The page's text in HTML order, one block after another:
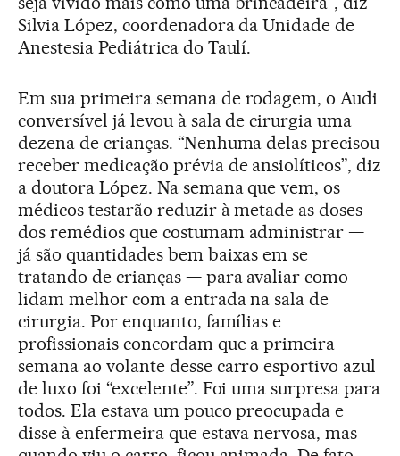
Silvia López, coordenadora da Unidade de
Anestesia Pediátrica do Taulí.
Em sua primeira semana de rodagem, o Audi
conversível já levou à sala de cirurgia uma
dezena de crianças. “Nenhuma delas precisou
receber medicação prévia de ansiolíticos”, diz
a doutora López. Na semana que vem, os
médicos testarão reduzir à metade as doses
dos remédios que costumam administrar —
já são quantidades bem baixas em se
tratando de crianças — para avaliar como
lidam melhor com a entrada na sala de
cirurgia. Por enquanto, famílias e
profissionais concordam que a primeira
semana ao volante desse carro esportivo azul
de luxo foi “excelente”. Foi uma surpresa para
todos. Ela estava um pouco preocupada e
disse à enfermeira que estava nervosa, mas